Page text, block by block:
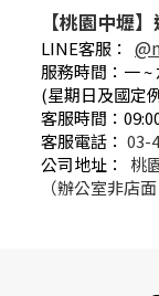
【桃園中壢
LINE客服：
服務時間：一 ~
(星期日及國定
客服時間：
客服電話： 03-
公司地址：
桃
（辦公室非店